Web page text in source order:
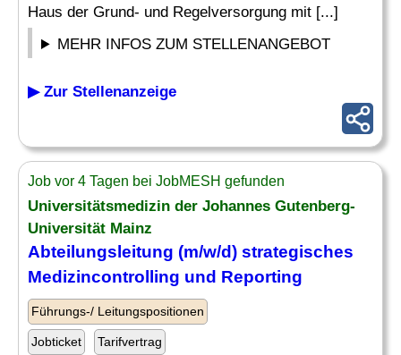
Haus der Grund- und Regelversorgung mit [...]
MEHR INFOS ZUM STELLENANGEBOT
▶ Zur Stellenanzeige
Job vor 4 Tagen bei JobMESH gefunden
Universitätsmedizin der Johannes Gutenberg-
Universität Mainz
Abteilungsleitung (m/w/d) strategisches
Medizincontrolling und Reporting
Führungs-/ Leitungspositionen
Jobticket Tarifvertrag